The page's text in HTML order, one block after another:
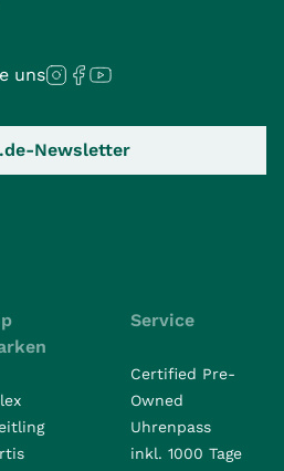
uns
Newsletter
Service
Certified Pre-
Owned
Uhrenpass
inkl. 1000 Tage